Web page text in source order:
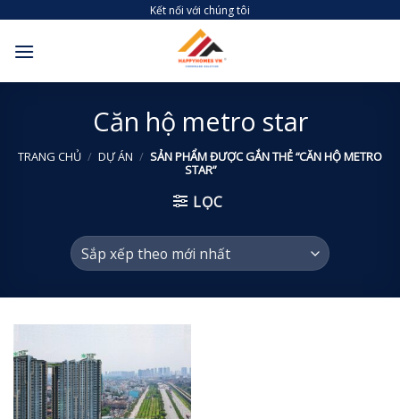
content
Kết nối với chúng tôi
Căn hộ metro star
TRANG CHỦ / DỰ ÁN / SẢN PHẨM ĐƯỢC GẮN THẺ “CĂN HỘ METRO
STAR”
LỌC